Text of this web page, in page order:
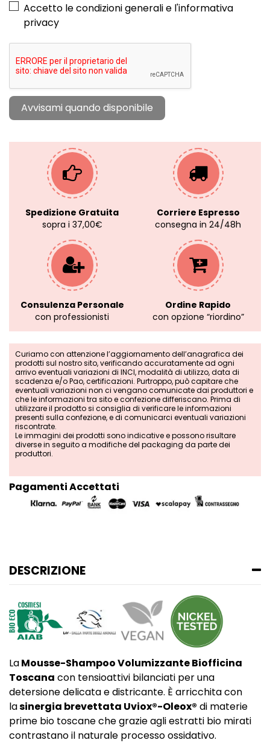
Accetto le condizioni generali e l'informativa
privacy
Spedizione Gratuita
sopra i 37,00€
Corriere Espresso
consegna in 24/48h
Consulenza Personale
con professionisti
Ordine Rapido
con opzione “riordino”
Curiamo con attenzione l’aggiornamento dell’anagrafica dei
prodotti sul nostro sito, verificando accuratamente ad ogni
arrivo eventuali variazioni di INCI, modalità di utilizzo, data di
scadenza e/o Pao, certificazioni. Purtroppo, può capitare che
eventuali variazioni non ci vengano comunicate dai produttori e
che le informazioni tra sito e confezione differiscano. Prima di
utilizzare il prodotto si consiglia di verificare le informazioni
presenti sulla confezione, e di comunicarci eventuali variazioni
riscontrate.
Le immagini dei prodotti sono indicative e possono risultare
diverse in seguito a modifiche del packaging da parte dei
produttori.
Pagamenti Accettati
DESCRIZIONE
LaMousse-Shampoo Volumizzante Biofficina
Toscana con tensioattivi bilanciati per una
detersione delicata e districante. È arricchita con
lasinergia brevettata Uviox®-Oleox® di materie
prime bio toscane che grazie agli estratti bio mirati
contrastano il naturale processo ossidativo.